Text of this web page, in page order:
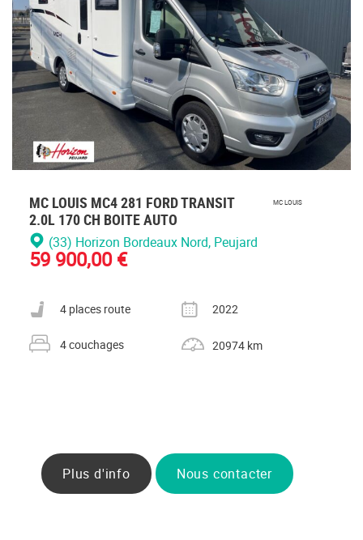
MC LOUIS MC4 281 FORD TRANSIT
2.0L 170 CH BOITE AUTO
MC LOUIS
(33) Horizon Bordeaux Nord, Peujard
59 900,00 €
Nombre de places carte grise
4 places route
Année
2022
Nombre de couchages
4 couchages
Kilométrage
20974 km
Plus d'info Nous contacter